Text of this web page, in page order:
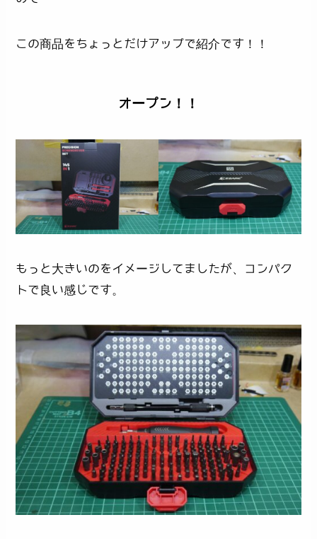
この商品をちょっとだけアップで紹介です！！
オープン！！
もっと大きいのをイメージしてましたが、コンパク
トで良い感じです。